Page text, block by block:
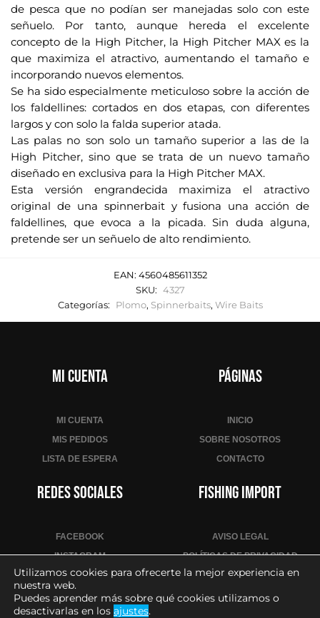
de pesca que no podían ser manejadas solo con este
señuelo. Por tanto, aunque hereda el excelente
concepto de la High Pitcher, la High Pitcher MAX es la
que maximiza el atractivo, aumentando el tamaño e
incorporando nuevos elementos.
Se ha sido especialmente meticuloso sobre la acción de
los faldellines: cortados en dos etapas, con diferentes
largos y con solo la falda superior atada.
Las palas no son solo un tamaño superior a las de la
High Pitcher, sino que se trata de un nuevo tamaño
diseñado en exclusiva para la High Pitcher MAX.
Esta versión engrandecida maximiza el atractivo
original de una spinnerbait y fusiona una acción de
faldellines, que evoca a la picada. Sin duda alguna,
pretende ser un señuelo de alto rendimiento.
EAN: 4560485611352
SKU: 4327
Categorías:
Plomo, Spinnerbaits, Wire Baits
Mi cuenta
MI CUENTA
MIS PEDIDOS
LISTA DE ESPERA
Páginas
INICIO
SOBRE NOSOTROS
CONTACTO
Redes sociales
FACEBOOK
INSTAGRAM
YOUTUBE
Fishing Import
AVISO LEGAL
POLÍTICAS DE PRIVACIDAD
POLÍTICA DE COOKIES
CONDICIONES DE VENTA
Utilizamos cookies para ofrecerte la mejor experiencia en
nuestra web.
Puedes aprender más sobre qué cookies utilizamos o
desactivarlas en los ajustes.